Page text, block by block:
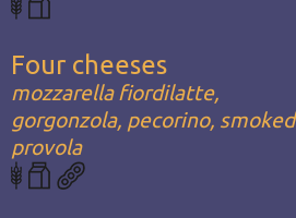
Four cheeses
mozzarella fiordilatte,
gorgonzola, pecorino, smoked
provola